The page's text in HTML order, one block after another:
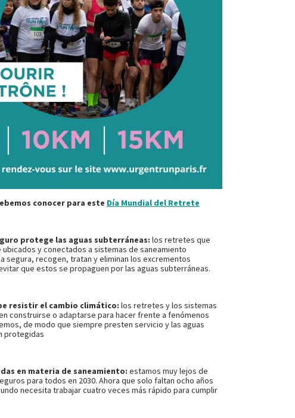
conocer para este Día Mundial del Retrete
protege las aguas subterráneas: los retretes que
y conectados a sistemas de saneamiento
segura, recogen, tratan y eliminan los excrementos
que estos se propaguen por las aguas subterráneas.
resistir el cambio climático: los retretes y los sistemas
construirse o adaptarse para hacer frente a fenómenos
de modo que siempre presten servicio y las aguas
protegidas
en materia de saneamiento: estamos muy lejos de
para todos en 2030. Ahora que solo faltan ocho años
necesita trabajar cuatro veces más rápido para cumplir